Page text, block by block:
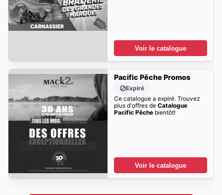
Voir le catalogue
Pacific Pêche Promos
Expiré
Ce catalogue a expiré. Trouvez
plus d'offres de Catalogue
Pacific Pêchebientôt!
Voir le catalogue